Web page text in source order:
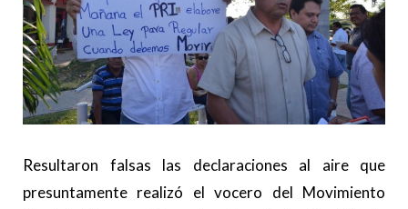
Resultaron falsas las declaraciones al aire que
presuntamente realizó el vocero del Movimiento